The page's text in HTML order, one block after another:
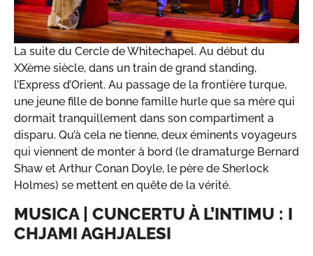
La suite du Cercle de Whitechapel. Au début du
XXème siècle, dans un train de grand standing,
l’Express d’Orient. Au passage de la frontière turque,
une jeune fille de bonne famille hurle que sa mère qui
dormait tranquillement dans son compartiment a
disparu. Qu’à cela ne tienne, deux éminents voyageurs
qui viennent de monter à bord (le dramaturge Bernard
Shaw et Arthur Conan Doyle, le père de Sherlock
Holmes) se mettent en quête de la vérité.
MUSICA | CUNCERTU À L’INTIMU : I
CHJAMI AGHJALESI